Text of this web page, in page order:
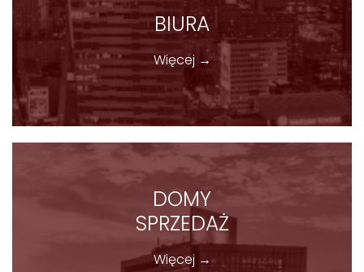
BIURA
Więcej →
DOMY
SPRZEDAŻ
Więcej →